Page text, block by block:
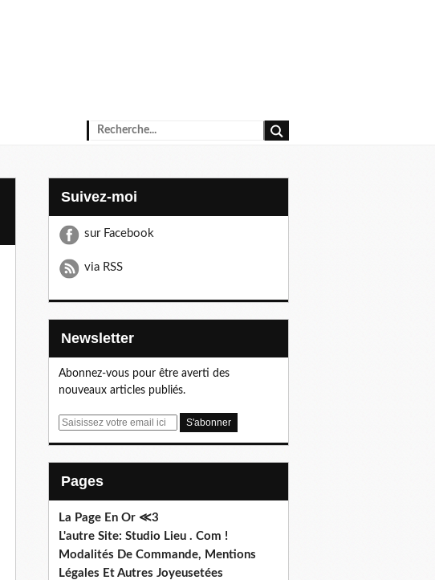
Suivez-moi
sur Facebook
via RSS
Newsletter
Abonnez-vous pour être averti des
nouveaux articles publiés.
E
Pages
La Page En Or ≪3
L'autre Site: Studio Lieu . Com !
Modalités De Commande, Mentions
Légales Et Autres Joyeusetées